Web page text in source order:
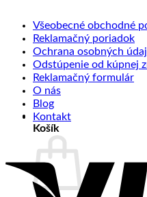
Košík
Všeobecné obchodné
Reklamačný poriadok
Ochrana osobných
Odstúpenie od kúpnej
Reklamačný formulár
O nás
Blog
Kontakt